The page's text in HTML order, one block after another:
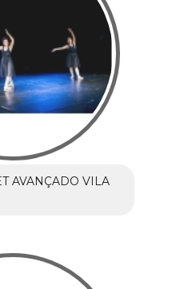
AVANÇADO VILA